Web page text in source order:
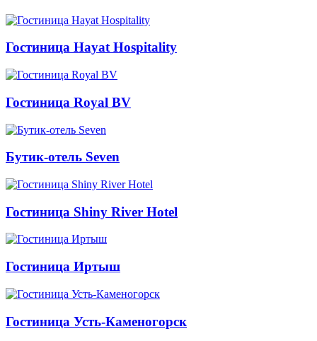
Гостиница Hayat Hospitality
Гостиница Royal BV
Бутик-отель Seven
Гостиница Shiny River Hotel
Гостиница Иртыш
Гостиница Усть-Каменогорск